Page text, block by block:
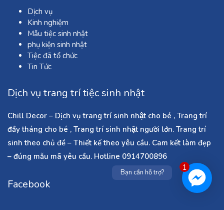
Dịch vụ
Kinh nghiệm
Mẫu tiệc sinh nhật
phụ kiện sinh nhật
Tiệc đã tổ chức
Tin Tức
Dịch vụ trang trí tiệc sinh nhật
Chill Decor – Dịch vụ trang trí sinh nhật cho bé , Trang trí
đầy tháng cho bé , Trang trí sinh nhật người lớn. Trang trí
sinh theo chủ đề – Thiết kế theo yêu cầu. Cam kết làm đẹp
– đúng mẫu mã yêu cầu. Hotline 0914700896
Facebook
1
Bạn cần hỗ trợ?